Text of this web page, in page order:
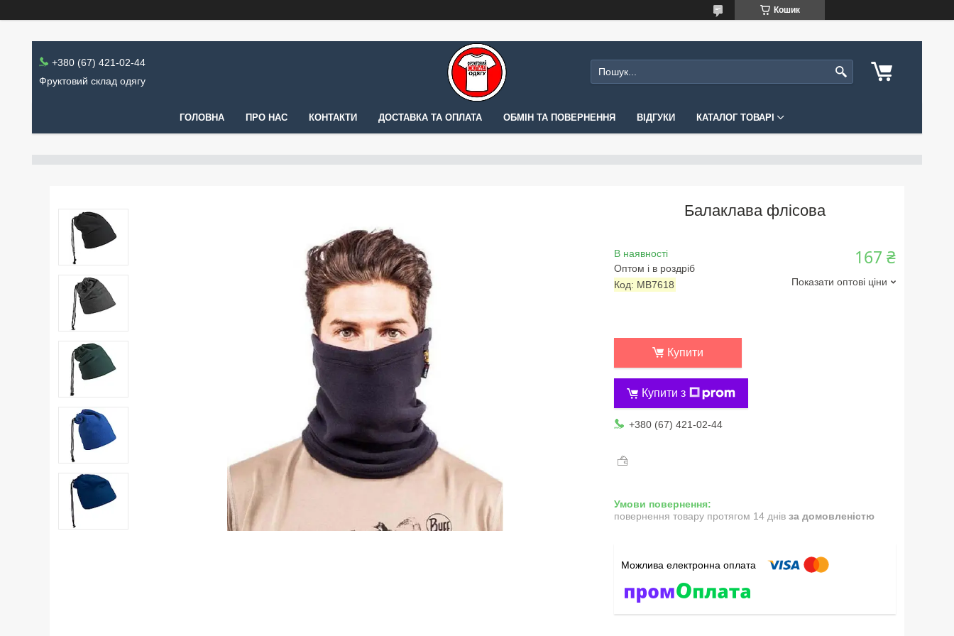
Кошик
+380 (67) 421-02-44
Фруктовий склад одягу
ГОЛОВНА ПРО НАС КОНТАКТИ ДОСТАВКА ТА ОПЛАТА ОБМІН ТА ПОВЕРНЕННЯ ВІДГУКИ КАТАЛОГ ТОВАРІ
Балаклава флісова
В наявності
Оптом і в роздріб
Код: MB7618
167 ₴
Показати оптові ціни
Купити
Купити з
+380 (67) 421-02-44
повернення товару протягом 14 днів за домовленістю